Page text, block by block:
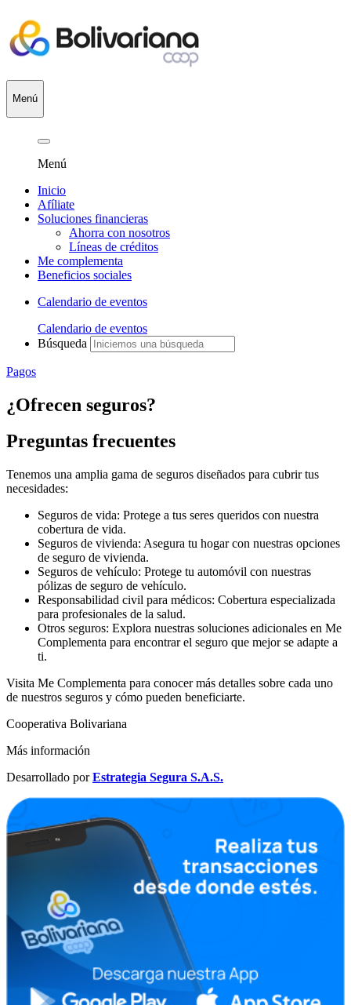
Menú
Menú
Inicio
Afíliate
Soluciones financieras
Ahorra con nosotros
Líneas de créditos
Me complementa
Beneficios sociales
Calendario de eventos
Calendario de eventos
Búsqueda
Pagos
¿Ofrecen seguros?
Preguntas frecuentes
Tenemos una amplia gama de seguros diseñados para cubrir tus
necesidades:
Seguros de vida: Protege a tus seres queridos con nuestra
cobertura de vida.
Seguros de vivienda: Asegura tu hogar con nuestras opciones
de seguro de vivienda.
Seguros de vehículo: Protege tu automóvil con nuestras
pólizas de seguro de vehículo.
Responsabilidad civil para médicos: Cobertura especializada
para profesionales de la salud.
Otros seguros: Explora nuestras soluciones adicionales en Me
Complementa para encontrar el seguro que mejor se adapte a
ti.
Visita Me Complementa para conocer más detalles sobre cada uno
de nuestros seguros y cómo pueden beneficiarte.
Cooperativa Bolivariana
Más información
Desarrollado porEstrategia Segura S.A.S.